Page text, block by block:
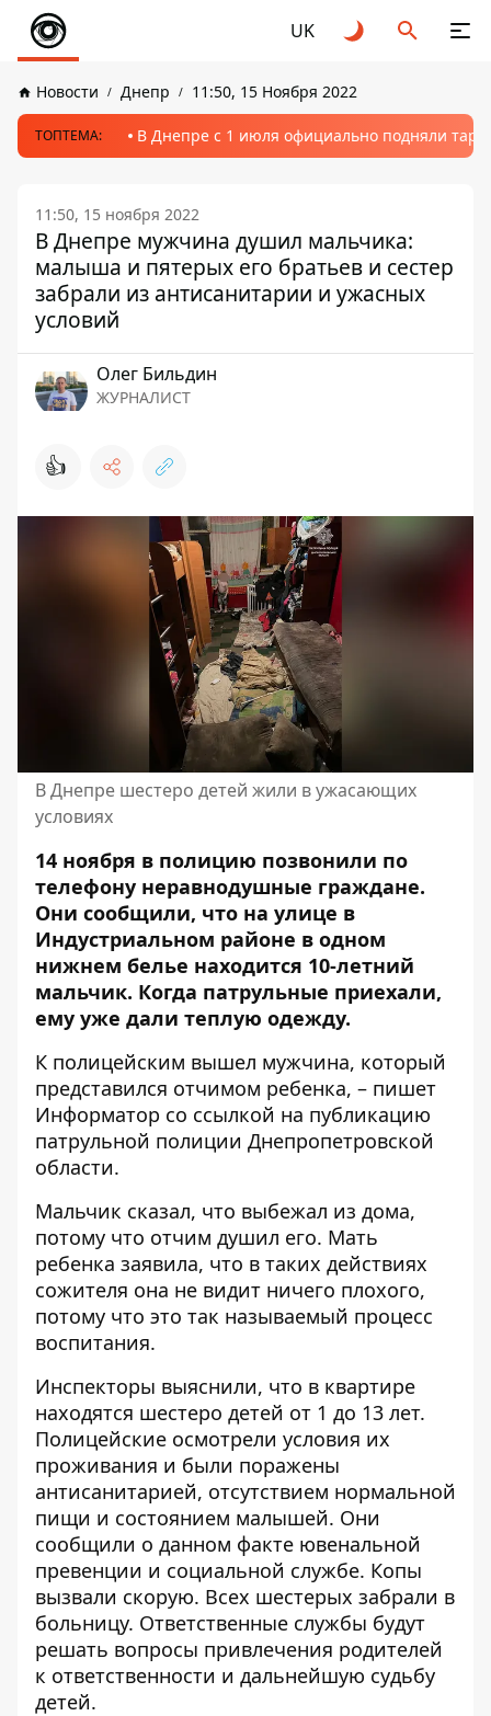
UK
Новости Днепр 11:50, 15 Ноября 2022
ТОПТЕМА: В Днепре с 1 июля официально подняли
11:50, 15 ноября 2022
В Днепре мужчина душил мальчика:
малыша и пятерых его братьев и сестер
забрали из антисанитарии и ужасных
условий
Олег Бильдин
ЖУРНАЛИСТ
👍
В Днепре шестеро детей жили в ужасающих
условиях
14 ноября в полицию позвонили по
телефону неравнодушные граждане.
Они сообщили, что на улице в
Индустриальном районе в одном
нижнем белье находится 10-летний
мальчик. Когда патрульные приехали,
ему уже дали теплую одежду.
К полицейским вышел мужчина, который
представился отчимом ребенка, – пишет
Информатор со ссылкой на публикацию
патрульной полиции Днепропетровской
области.
Мальчик сказал, что выбежал из дома,
потому что отчим душил его. Мать
ребенка заявила, что в таких действиях
сожителя она не видит ничего плохого,
потому что это так называемый процесс
воспитания.
Инспекторы выяснили, что в квартире
находятся шестеро детей от 1 до 13 лет.
Полицейские осмотрели условия их
проживания и были поражены
антисанитарией, отсутствием нормальной
пищи и состоянием малышей. Они
сообщили о данном факте ювенальной
превенции и социальной службе. Копы
вызвали скорую. Всех шестерых забрали в
больницу. Ответственные службы будут
решать вопросы привлечения родителей
к ответственности и дальнейшую судьбу
детей.